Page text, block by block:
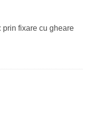
fixare cu gheare